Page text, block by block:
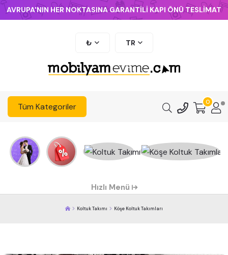
AVRUPA'NIN HER NOKTASINA GARANTİLİ KAPI ÖNÜ TESLİMAT
₺ TR
Tüm Kategoriler 0
Hızlı Menü
Koltuk Takımı Köşe Koltuk Takımları